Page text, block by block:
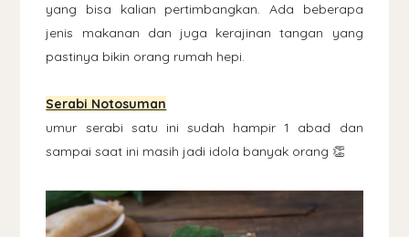
yang bisa kalian pertimbangkan. Ada beberapa
jenis makanan dan juga kerajinan tangan yang
pastinya bikin orang rumah hepi.
Serabi Notosuman
umur serabi satu ini sudah hampir 1 abad dan
sampai saat ini masih jadi idola banyak orang 👏